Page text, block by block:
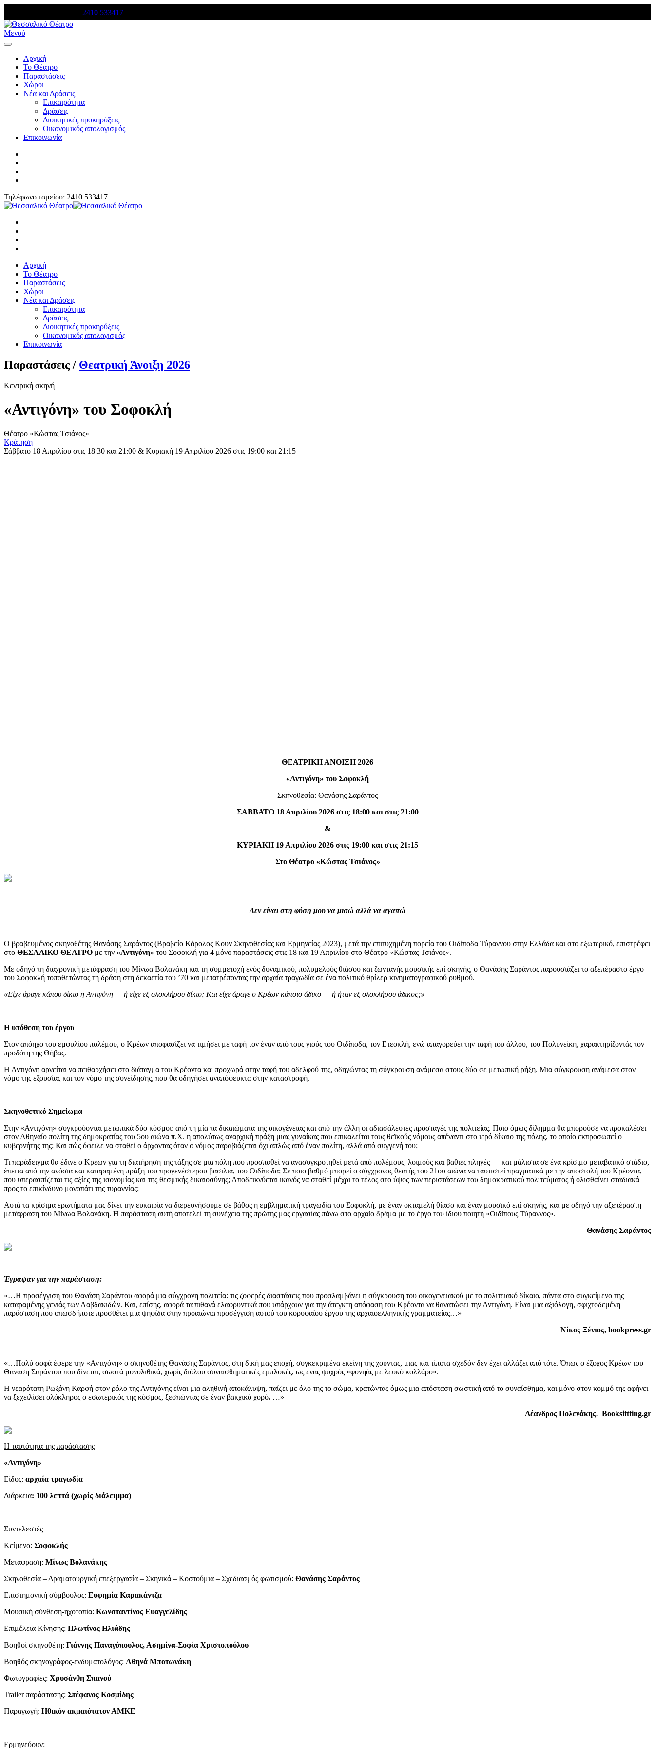
2410 533417
Μενού
Αρχική
Το Θέατρο
Παραστάσεις
Χώροι
Νέα και Δράσεις
Επικαιρότητα
Δράσεις
Διοικητικές προκηρύξεις
Οικονομικός απολογισμός
Επικοινωνία
Τηλέφωνο ταμείου: 2410 533417
Αρχική
Το Θέατρο
Παραστάσεις
Χώροι
Νέα και Δράσεις
Επικαιρότητα
Δράσεις
Διοικητικές προκηρύξεις
Οικονομικός απολογισμός
Επικοινωνία
Παραστάσεις / Θεατρική Άνοιξη 2026
Κεντρική σκηνή
«Αντιγόνη» του Σοφοκλή
Θέατρο «Κώστας Τσιάνος»
Κράτηση
Σάββατο 18 Απριλίου στις 18:30 και 21:00 & Κυριακή 19 Απριλίου 2026 στις 19:00 και 21:15
ΘΕΑΤΡΙΚΗ ΑΝΟΙΞΗ 2026
«Αντιγόνη» του Σοφοκλή
Σκηνοθεσία: Θανάσης Σαράντος
ΣΑΒΒΑΤΟ 18 Απριλίου 2026 στις 18:00 και στις 21:00
&
ΚΥΡΙΑΚΗ 19 Απριλίου 2026 στις 19:00 και στις 21:15
Στο Θέατρο «Κώστας Τσιάνος»
Δεν είναι στη φύση μου να μισώ αλλά να αγαπώ
Ο βραβευμένος σκηνοθέτης Θανάσης Σαράντος (Βραβείο Κάρολος Κουν Σκηνοθεσίας και Ερμηνείας 2023), μετά την επιτυχημένη πορεία του Οιδίποδα Τύραννου στην Ελλάδα και στο εξωτερικό, επιστρέφει
στο ΘΕΣΑΛΙΚΟ ΘΕΑΤΡΟ με την «Αντιγόνη» του Σοφοκλή για 4 μόνο παραστάσεις στις 18 και 19 Απριλίου στο Θέατρο «Κώστας Τσιάνος».
Με οδηγό τη διαχρονική μετάφραση του Μίνωα Βολανάκη και τη συμμετοχή ενός δυναμικού, πολυμελούς θιάσου και ζωντανής μουσικής επί σκηνής, ο Θανάσης Σαράντος παρουσιάζει το αξεπέραστο έργο
του Σοφοκλή τοποθετώντας τη δράση στη δεκαετία του ’70 και μετατρέποντας την αρχαία τραγωδία σε ένα πολιτικό θρίλερ κινηματογραφικού ρυθμού.
«Είχε άραγε κάπου δίκιο η Αντιγόνη — ή είχε εξ ολοκλήρου δίκιο; Και είχε άραγε ο Κρέων κάποιο άδικο — ή ήταν εξ ολοκλήρου άδικος;»
Η υπόθεση του έργου
Στον απόηχο του εμφυλίου πολέμου, ο Κρέων αποφασίζει να τιμήσει με ταφή τον έναν από τους γιούς του Οιδίποδα, τον Ετεοκλή, ενώ απαγορεύει την ταφή του άλλου, του Πολυνείκη, χαρακτηρίζοντάς τον
προδότη της Θήβας.
Η Αντιγόνη αρνείται να πειθαρχήσει στο διάταγμα του Κρέοντα και προχωρά στην ταφή του αδελφού της, οδηγώντας τη σύγκρουση ανάμεσα στους δύο σε μετωπική ρήξη. Μια σύγκρουση ανάμεσα στον
νόμο της εξουσίας και τον νόμο της συνείδησης, που θα οδηγήσει αναπόφευκτα στην καταστροφή.
Σκηνοθετικό Σημείωμα
Στην «Αντιγόνη» συγκρούονται μετωπικά δύο κόσμοι: από τη μία τα δικαιώματα της οικογένειας και από την άλλη οι αδιασάλευτες προσταγές της πολιτείας. Ποιο όμως δίλημμα θα μπορούσε να προκαλέσει
στον Αθηναίο πολίτη της δημοκρατίας του 5ου αιώνα π.Χ. η απολύτως αναρχική πράξη μιας γυναίκας που επικαλείται τους θεϊκούς νόμους απέναντι στο ιερό δίκαιο της πόλης, το οποίο εκπροσωπεί ο
κυβερνήτης της; Και πώς όφειλε να σταθεί ο άρχοντας όταν ο νόμος παραβιάζεται όχι απλώς από έναν πολίτη, αλλά από συγγενή του;
Τι παράδειγμα θα έδινε ο Κρέων για τη διατήρηση της τάξης σε μια πόλη που προσπαθεί να ανασυγκροτηθεί μετά από πολέμους, λοιμούς και βαθιές πληγές — και μάλιστα σε ένα κρίσιμο μεταβατικό στάδιο,
έπειτα από την ανόσια και καταραμένη πράξη του προγενέστερου βασιλιά, του Οιδίποδα; Σε ποιο βαθμό μπορεί ο σύγχρονος θεατής του 21ου αιώνα να ταυτιστεί πραγματικά με την αποστολή του Κρέοντα,
που υπερασπίζεται τις αξίες της ισονομίας και της θεσμικής δικαιοσύνης; Αποδεικνύεται ικανός να σταθεί μέχρι το τέλος στο ύψος των περιστάσεων του δημοκρατικού πολιτεύματος ή ολισθαίνει σταδιακά
προς το επικίνδυνο μονοπάτι της τυραννίας;
Αυτά τα κρίσιμα ερωτήματα μας δίνει την ευκαιρία να διερευνήσουμε σε βάθος η εμβληματική τραγωδία του Σοφοκλή, με έναν οκταμελή θίασο και έναν μουσικό επί σκηνής, και με οδηγό την αξεπέραστη
μετάφραση του Μίνωα Βολανάκη. Η παράσταση αυτή αποτελεί τη συνέχεια της πρώτης μας εργασίας πάνω στο αρχαίο δράμα με το έργο του ίδιου ποιητή «Οιδίπους Τύραννος».
Θανάσης Σαράντος
Έγραψαν για την παράσταση:
«…Η προσέγγιση του Θανάση Σαράντου αφορά μια σύγχρονη πολιτεία: τις ζοφερές διαστάσεις που προσλαμβάνει η σύγκρουση του οικογενειακού με το πολιτειακό δίκαιο, πάντα στο συγκείμενο της
καταραμένης γενιάς των Λαβδακιδών. Και, επίσης, αφορά τα πιθανά ελαφρυντικά που υπάρχουν για την άτεγκτη απόφαση του Κρέοντα να θανατώσει την Αντιγόνη. Είναι μια αξιόλογη, σφιχτοδεμένη
παράσταση που οπωσδήποτε προσθέτει μια ψηφίδα στην προαιώνια προσέγγιση αυτού του κορυφαίου έργου της αρχαιοελληνικής γραμματείας…»
Νίκος Ξένιος, bookpress.gr
«…Πολύ σοφά έφερε την «Αντιγόνη» ο σκηνοθέτης Θανάσης Σαράντος, στη δική μας εποχή, συγκεκριμένα εκείνη της χούντας, μιας και τίποτα σχεδόν δεν έχει αλλάξει από τότε. Όπως ο έξοχος Κρέων του
Θανάση Σαράντου που δίνεται, σωστά μονολιθικά, χωρίς διόλου συναισθηματικές εμπλοκές, ως ένας ψυχρός «φονηάς με λευκό κολλάρο».
Η νεαρότατη Ρωξάνη Καρφή στον ρόλο της Αντιγόνης είναι μια αληθινή αποκάλυψη, παίζει με όλο της το σώμα, κρατώντας όμως μια απόσταση σωστική από το συναίσθημα, και μόνο στον κομμό της αφήνει
να ξεχειλίσει ολόκληρος ο εσωτερικός της κόσμος, ξεσπώντας σε έναν βακχικό χορό. …»
Λέανδρος Πολενάκης, Booksittting.gr
Η ταυτότητα της παράστασης
«Αντιγόνη»
Είδος: αρχαία τραγωδία
Διάρκεια: 100 λεπτά (χωρίς διάλειμμα)
Συντελεστές
Κείμενο: Σοφοκλής
Μετάφραση: Mίνως Βολανάκης
Σκηνοθεσία – Δραματουργική επεξεργασία – Σκηνικά – Κοστούμια – Σχεδιασμός φωτισμού: Θανάσης Σαράντος
Επιστημονική σύμβουλος: Ευφημία Καρακάντζα
Μουσική σύνθεση-ηχοτοπία: Κωνσταντίνος Ευαγγελίδης
Επιμέλεια Kίνησης: Πλωτίνος Ηλιάδης
Βοηθοί σκηνοθέτη: Γιάννης Παναγόπουλος, Ασημίνα-Σοφία Χριστοπούλου
Βοηθός σκηνογράφος-ενδυματολόγος: Aθηνά Μποτωνάκη
Φωτογραφίες: Χρυσάνθη Σπανού
Trailer παράστασης: Στέφανος Κοσμίδης
Παραγωγή: Ηθικόν ακμαιότατον ΑΜΚΕ
Ερμηνεύουν: